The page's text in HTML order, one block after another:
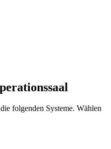
folgenden Systeme. Wählen